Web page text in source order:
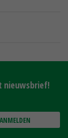
nieuwsbrief!